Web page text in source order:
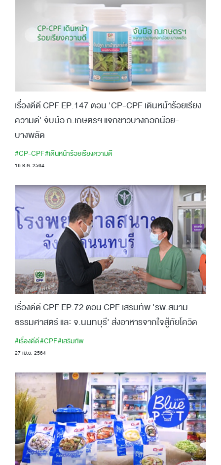
เรื่องดีดี CPF EP.147 ตอน 'CP-CPF เดินหน้าร้อยเรียง
ความดี' จับมือ ก.เกษตรฯ แจกชาวบางกอกน้อย-
บางพลัด
#CP-CPF#เดินหน้าร้อยเรียงความดี
16 ธ.ค. 2564
เรื่องดีดี CPF EP.72 ตอน CPF เสริมทัพ 'รพ.สนาม
ธรรมศาสตร์ และ จ.นนทบุรี' ส่งอาหารจากใจสู้ภัยโควิด
#เรื่องดีดี#CPF#เสริมทัพ
27 เม.ย. 2564